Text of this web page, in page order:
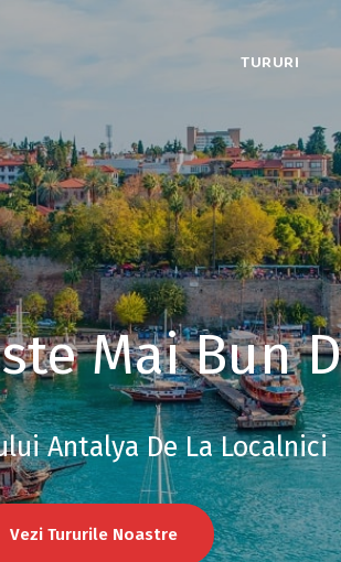
TURURI
Mai Bun
Antalya De La Localnici
Vezi Tururile Noastre